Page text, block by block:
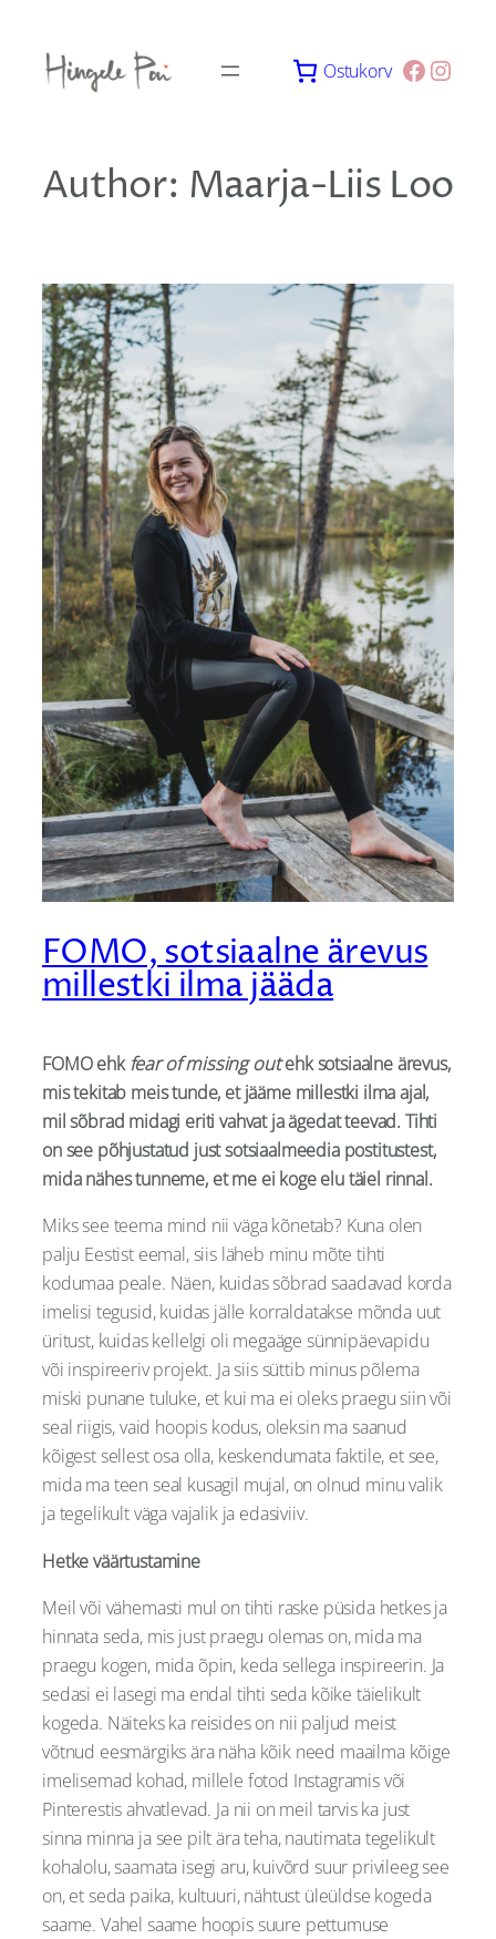
content
Ostukorv
Author: Maarja-Liis Loo
FOMO, sotsiaalne ärevus
millestki ilma jääda
FOMO ehkfear of missing outehk sotsiaalne ärevus,
mis tekitab meis tunde, et jääme millestki ilma ajal,
mil sõbrad midagi eriti vahvat ja ägedat teevad. Tihti
on see põhjustatud just sotsiaalmeedia postitustest,
mida nähes tunneme, et me ei koge elu täiel rinnal.
Miks see teema mind nii väga kõnetab? Kuna olen
palju Eestist eemal, siis läheb minu mõte tihti
kodumaa peale. Näen, kuidas sõbrad saadavad korda
imelisi tegusid, kuidas jälle korraldatakse mõnda uut
üritust, kuidas kellelgi oli megaäge sünnipäevapidu
või inspireeriv projekt. Ja siis süttib minus põlema
miski punane tuluke, et kui ma ei oleks praegu siin või
seal riigis, vaid hoopis kodus, oleksin ma saanud
kõigest sellest osa olla, keskendumata faktile, et see,
mida ma teen seal kusagil mujal, on olnud minu valik
ja tegelikult väga vajalik ja edasiviiv.
Hetke väärtustamine
Meil või vähemasti mul on tihti raske püsida hetkes ja
hinnata seda, mis just praegu olemas on, mida ma
praegu kogen, mida õpin, keda sellega inspireerin. Ja
sedasi ei lasegi ma endal tihti seda kõike täielikult
kogeda. Näiteks ka reisides on nii paljud meist
võtnud eesmärgiks ära näha kõik need maailma kõige
imelisemad kohad, millele fotod Instagramis või
Pinterestis ahvatlevad. Ja nii on meil tarvis ka just
sinna minna ja see pilt ära teha, nautimata tegelikult
kohalolu, saamata isegi aru, kuivõrd suur privileeg see
on, et seda paika, kultuuri, nähtust üleüldse kogeda
saame. Vahel saame hoopis suure pettumuse